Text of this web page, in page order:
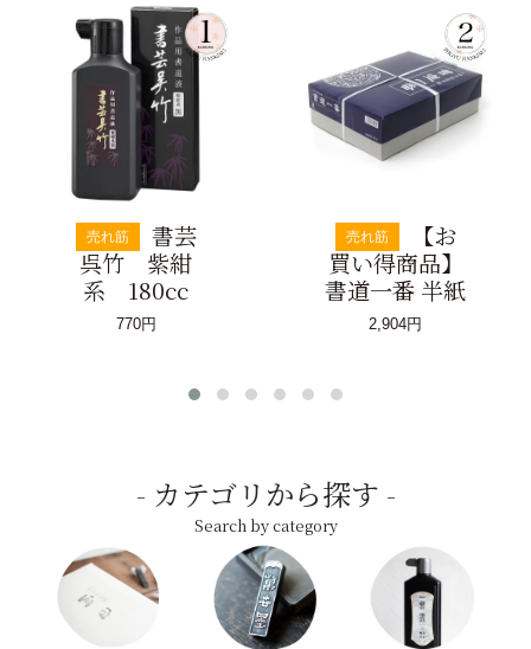
売れ筋
書芸
呉竹 紫紺
系 180cc
770円
売れ筋
【お
買い得商品】
書道一番 半紙
2,904円
カテゴリから探す
Search by category